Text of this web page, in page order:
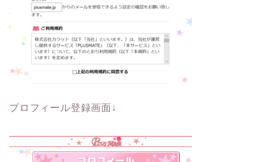
プロフィール登録画面↓